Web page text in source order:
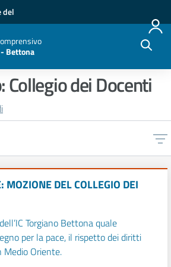
del
Bettona
dei Docenti
MOZIONE DEL COLLEGIO DEI
Torgiano Bettona quale
per la pace, il rispetto dei diritti
Medio Oriente.